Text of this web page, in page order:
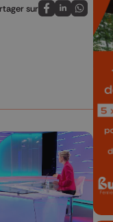
sur
Partagez sur
Partagez